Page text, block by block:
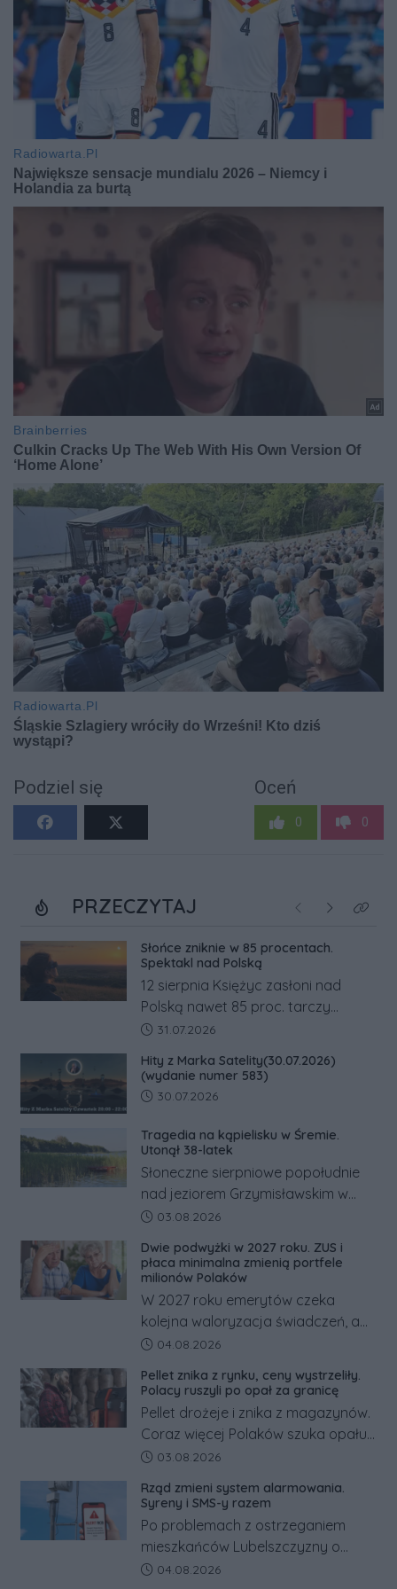
Podziel się Oceń
0 0
PRZECZYTAJ Poprzednie
NastępneKliknij
Słońce zniknie w 85 procentach.
Spektakl nad Polską
12 sierpnia Księżyc zasłoni nad
Polską nawet 85 proc. tarczy
Słońca. Największe zaćmienie od 27
zachodem.
Data dodania artykułu:
31.07.2026
Hity z Marka Satelity(30.07.2026)
(wydanie numer 583)
Data dodania artykułu:
30.07.2026
Tragedia na kąpielisku w Śremie.
Utonął 38-latek
Słoneczne sierpniowe popołudnie
nad jeziorem Grzymisławskim w
powiecie śremskim zakończyło się
odwrócić nawet natychmiastowe
działania służb ratunkowych.
Data dodania artykułu:
03.08.2026
Dwie podwyżki w 2027 roku. ZUS i
płaca minimalna zmienią portfele
milionów Polaków
W 2027 roku emerytów czeka
kolejna waloryzacja świadczeń, a
pracowników podwyżka płacy
tym zmianom zyskają.
Data dodania artykułu:
04.08.2026
Pellet znika z rynku, ceny wystrzeliły.
Polacy ruszyli po opał za granicę
Pellet drożeje i znika z magazynów.
Coraz więcej Polaków szuka opału
za granicą, gdzie bywa nawet
Co się dzieje?
Data dodania artykułu:
03.08.2026
Rząd zmieni system alarmowania.
Syreny i SMS-y razem
Po problemach z ostrzeganiem
mieszkańców Lubelszczyzny o
rosyjskim zagrożeniu rząd
Data dodania artykułu:
04.08.2026